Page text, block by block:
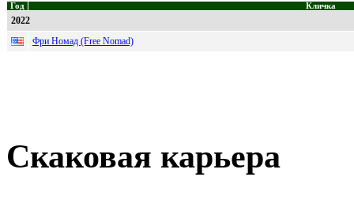
Год Кличка
2022
Фри Номад (Free Nomad)
Скаковая карьера